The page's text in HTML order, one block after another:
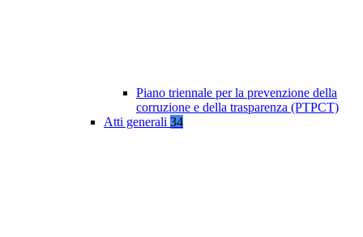
Piano triennale per la prevenzione della
corruzione e della trasparenza (PTPCT)
Atti generali 34